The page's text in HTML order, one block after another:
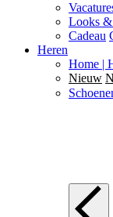
Looks
Cadeau
Heren
Home |
Nieuw